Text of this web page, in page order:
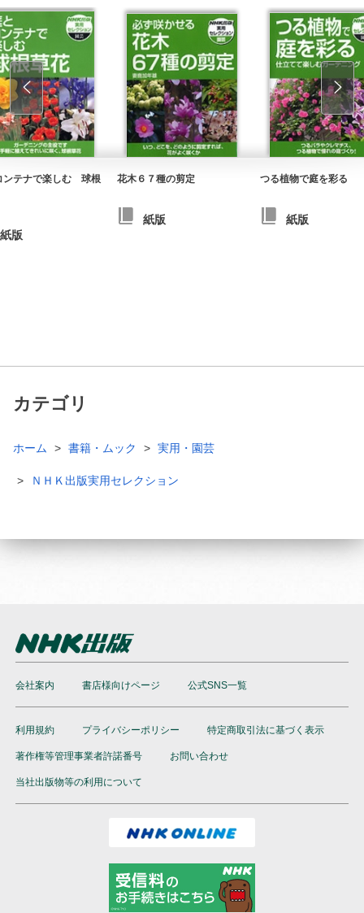
ンテナで楽しむ 球根
紙版
花木６７種の剪定
紙版
つる植物で庭を彩る
紙版
カテゴリ
ホーム 書籍・ムック 実用・園芸
ＮＨＫ出版実用セレクション
会社案内 書店様向けページ 公式SNS一覧
利用規約 プライバシーポリシー 特定商取引法に基づく表示
著作権等管理事業者許諾番号 お問い合わせ
当社出版物等の利用について